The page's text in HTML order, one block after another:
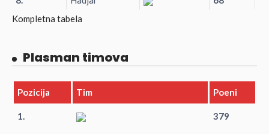
Kompletna tabela
Plasman timova
Pozicija Tim Poeni
1. 379